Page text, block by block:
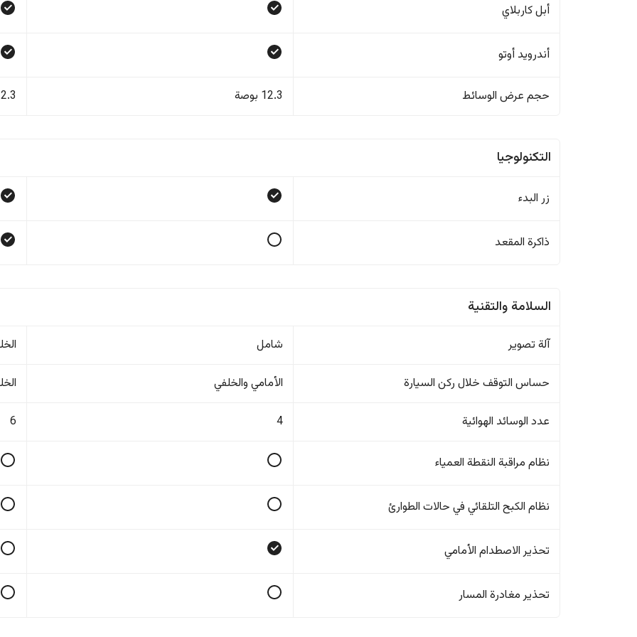
أبل كاربلاي
أندرويد أوتو
حجم عرض الوسائط 12.3 بوصة 12.3
التكنولوجيا
زر البدء
ذاكرة المقعد
السلامة والتقنية
آلة تصوير شامل
حساس التوقف خلال ركن السيارة الأمامي والخلفي
عدد الوسائد الهوائية 4
6
نظام مراقبة النقطة العمياء
نظام الكبح التلقائي في حالات الطوارئ
تحذير الاصطدام الأمامي
تحذير مغادرة المسار